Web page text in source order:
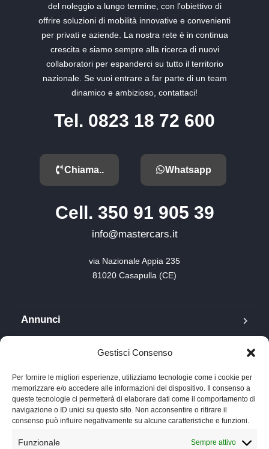
Gestisci Consenso
Per fornire le migliori esperienze, utilizziamo tecnologie come i cookie per
memorizzare e/o accedere alle informazioni del dispositivo. Il consenso a
queste tecnologie ci permetterà di elaborare dati come il comportamento di
navigazione o ID unici su questo sito. Non acconsentire o ritirare il
consenso può influire negativamente su alcune caratteristiche e funzioni.
Funzionale Sempre attivo
del noleggio a lungo termine, con l'obiettivo di
offrire soluzioni di mobilità innovative e convenienti
per privati e aziende. La nostra rete è in continua
crescita e siamo sempre alla ricerca di nuovi
collaboratori per espanderci su tutto il territorio
nazionale. Se vuoi entrare a far parte di un team
dinamico e ambizioso, contattaci!
Tel. 0823 18 72 600
Chiama.. Whatsapp
Cell. 350 91 905 39
info@mastercars.it
via Nazionale Appia 235
81020 Casapulla (CE)
Annunci
FAQ
Lavora con noi